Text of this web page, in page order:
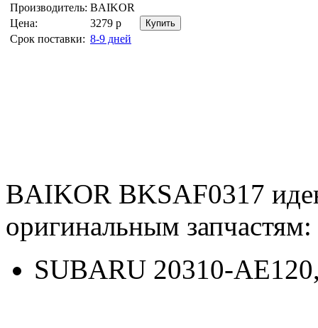
Производитель: BAIKOR
Цена:
3279 р
Срок поставки: 8-9 дней
BAIKOR BKSAF0317
оригинальным запчастям:
SUBARU 20310-